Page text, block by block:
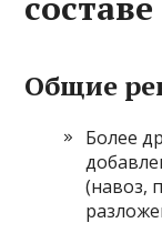
Общие
Более
(навоз,